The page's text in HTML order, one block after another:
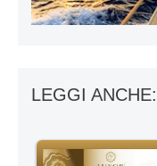
LEGGI ANCHE: